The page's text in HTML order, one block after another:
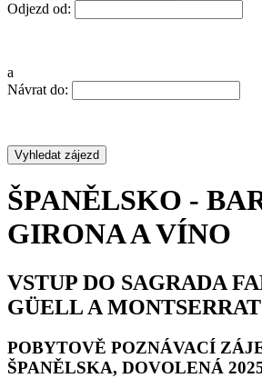
Odjezd od:
a
Návrat do:
ŠPANĚLSKO -
GIRONA A VÍNO
VSTUP DO SAGRADA
GÜELL A
POBYTOVĚ POZNÁVACÍ
ŠPANĚLSKA, DOVOLENÁ